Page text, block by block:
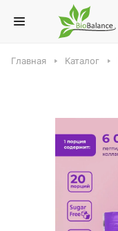
Главная Каталог